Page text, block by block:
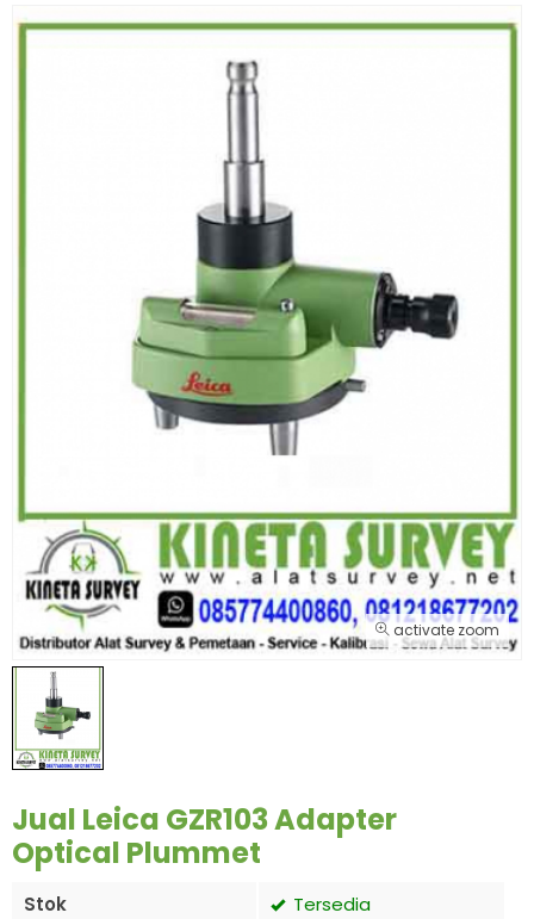
activate zoom
Jual Leica GZR103 Adapter
Optical Plummet
Stok
Tersedia